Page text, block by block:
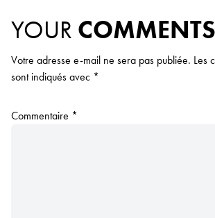
YOUR COMMENTS
Votre adresse e-mail ne sera pas publiée. Les
sont indiqués avec *
Commentaire *